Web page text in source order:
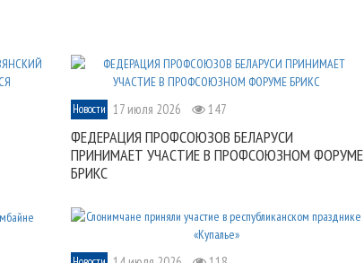
Новости 17 июля 2026 147
ФЕДЕРАЦИЯ ПРОФСОЮЗОВ БЕЛАРУСИ
ПРИНИМАЕТ УЧАСТИЕ В ПРОФСОЮЗНОМ ФОРУМЕ
БРИКС